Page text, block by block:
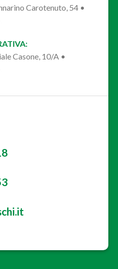
Carotenuto, 54 •
Casone, 10/A •